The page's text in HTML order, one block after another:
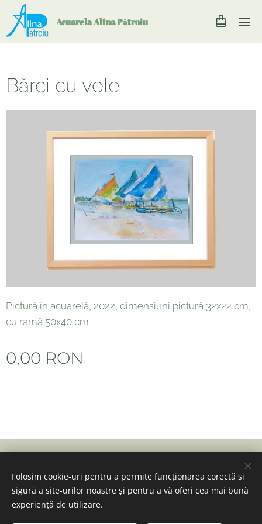
Acuarela Alina Pătroiu
Bărci cu vele
Pictură în acuarelă, 2022, dimensiuni pictură 32x22 cm,
cu ramă 50x40 cm
0,00 RON
Adăugați în coș
Creat cu Webnode Cookie-uri
Folosim cookie-uri pentru a permite funcționarea corectă și
sigură a site-urilor noastre și pentru a vă oferi cea mai bună
experiență de utilizare.